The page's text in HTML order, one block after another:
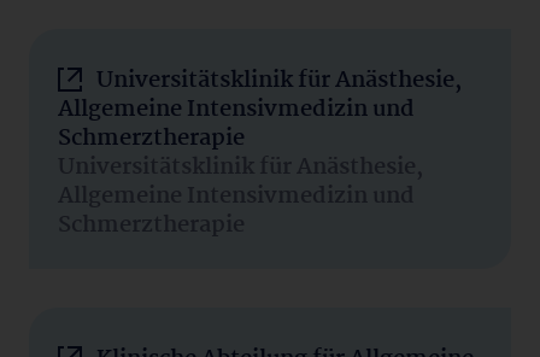
Universitätsklinik für Anästhesie,
Allgemeine Intensivmedizin und
Schmerztherapie
Universitätsklinik für Anästhesie,
Allgemeine Intensivmedizin und
Schmerztherapie